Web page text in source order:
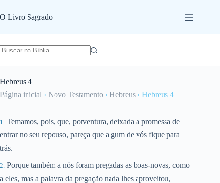
para
o
O Livro Sagrado
Hebreus 4
Página inicial › Novo Testamento › Hebreus › Hebreus 4
Temamos, pois, que, porventura, deixada a promessa de
entrar no seu repouso, pareça que algum de vós fique para
trás.
Porque também a nós foram pregadas as boas-novas, como
a eles, mas a palavra da pregação nada lhes aproveitou,